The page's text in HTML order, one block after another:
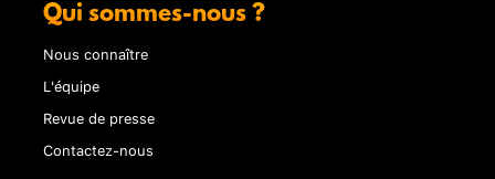
Qui sommes-nous ?
Nous connaître
L'équipe
Revue de presse
Contactez-nous